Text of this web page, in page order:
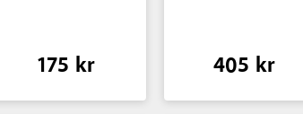
175 kr 405 kr